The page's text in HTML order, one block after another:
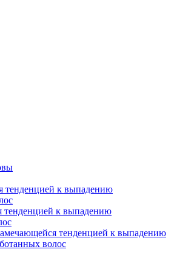
тенденцией к выпадению
тенденцией к выпадению
тенденцией к выпадению
волос